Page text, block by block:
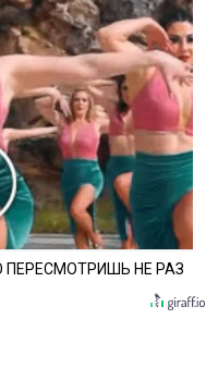
ПЕРЕСМОТРИШЬ НЕ РАЗ